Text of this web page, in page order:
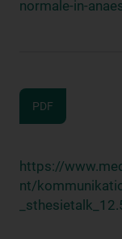
normale-in-
PDF
https://
nt/